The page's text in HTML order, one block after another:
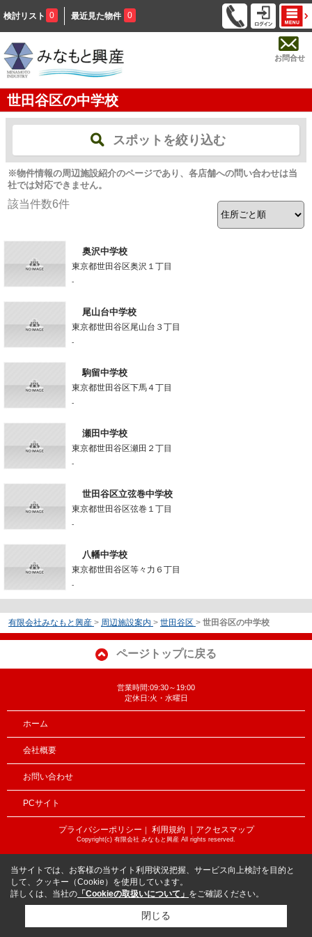
検討リスト 0 最近見た物件 0
お問合せ
世田谷区の中学校
スポットを絞り込む
※物件情報の周辺施設紹介のページであり、各店舗への問い合わせは当
社では対応できません。
該当件数6件
奥沢中学校
東京都世田谷区奥沢１丁目
-
尾山台中学校
東京都世田谷区尾山台３丁目
-
駒留中学校
東京都世田谷区下馬４丁目
-
瀬田中学校
東京都世田谷区瀬田２丁目
-
世田谷区立弦巻中学校
東京都世田谷区弦巻１丁目
-
八幡中学校
東京都世田谷区等々力６丁目
-
有限会社みなもと興産 > 周辺施設案内 > 世田谷区 > 世田谷区の中学校
ページトップに戻る
営業時間:09:30～19:00
定休日:火・水曜日
ホーム
会社概要
お問い合わせ
PCサイト
プライバシーポリシー ｜ 利用規約 ｜アクセスマップ
Copyright(c) 有限会社 みなもと興産 All rights reserved.
当サイトでは、お客様の当サイト利用状況把握、サービス向上検討を目的と
して、クッキー（Cookie）を使用しています。
詳しくは、当社の 「Cookieの取扱いについて」 をご確認ください。
閉じる